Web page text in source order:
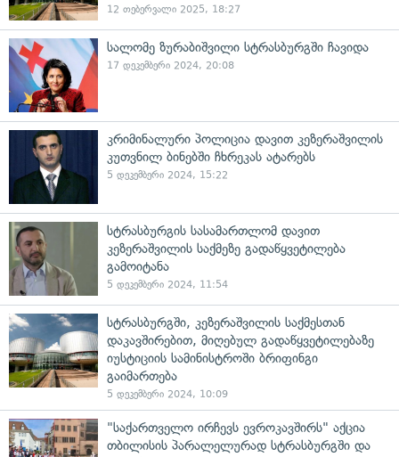
12 თებერვალი 2025, 18:27
სალომე ზურაბიშვილი სტრასბურგში ჩავიდა
17 დეკემბერი 2024, 20:08
კრიმინალური პოლიცია დავით კეზერაშვილის
კუთვნილ ბინებში ჩხრეკას ატარებს
5 დეკემბერი 2024, 15:22
სტრასბურგის სასამართლომ დავით
კეზერაშვილის საქმეზე გადაწყვეტილება
გამოიტანა
5 დეკემბერი 2024, 11:54
სტრასბურგში, კეზერაშვილის საქმესთან
დაკავშირებით, მიღებულ გადაწყვეტილებაზე
იუსტიციის სამინისტროში ბრიფინგი
გაიმართება
5 დეკემბერი 2024, 10:09
"საქართველო ირჩევს ევროკავშირს" აქცია
თბილისის პარალელურად სტრასბურგში და